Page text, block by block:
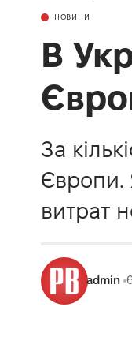
НОВИНИ
В
За
Європи.
витрат
admin